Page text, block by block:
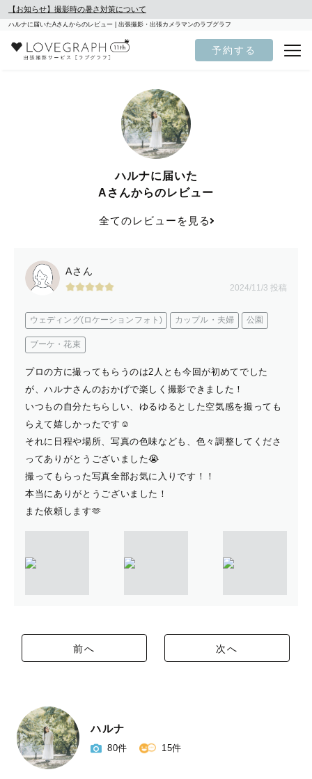
【お知らせ】撮影時の暑さ対策について
ハルナに届いたAさんからのレビュー | 出張撮影・出張カメラマンのラブグラフ
予約する
ハルナに届いた
Aさんからのレビュー
全てのレビューを見る
Aさん
2024/11/3 投稿
ウェディング(ロケーションフォト) カップル・夫婦 公園
ブーケ・花束
プロの方に撮ってもらうのは2人とも今回が初めてでした
が、ハルナさんのおかげで楽しく撮影できました！
いつもの自分たちらしい、ゆるゆるとした空気感を撮っても
らえて嬉しかったです☺️
それに日程や場所、写真の色味なども、色々調整してくださ
ってありがとうございました😭
撮ってもらった写真全部お気に入りです！！
本当にありがとうございました！
また依頼します🫶
前へ 次へ
ハルナ
80件 15件